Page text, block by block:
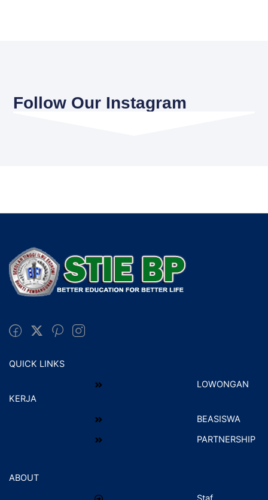
Follow Our Instagram
QUICK LINKS
LOWONGAN
KERJA
BEASISWA
PARTNERSHIP
ABOUT